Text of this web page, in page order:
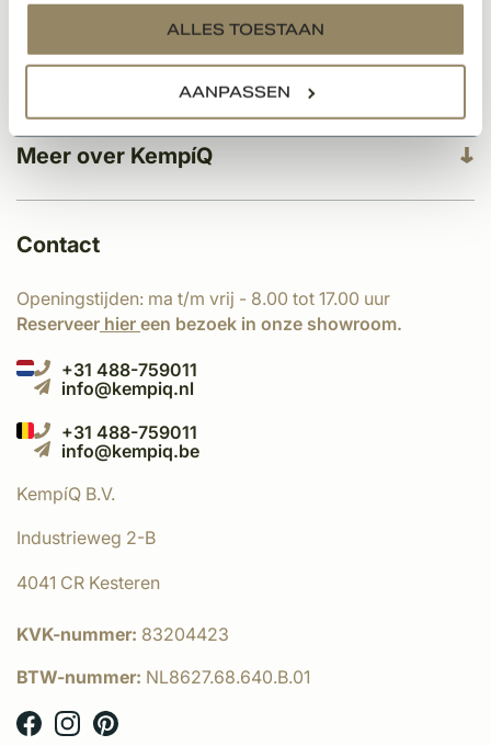
services.
ALLES TOESTAAN
AANPASSEN
Meer over KempíQ
Categorieën
Contact
Openingstijden: ma t/m vrij - 8.00 tot 17.00 uur
Reserveer hier een bezoek in onze showroom.
+31 488-759011
info@kempiq.nl
+31 488-759011
info@kempiq.be
KempíQ B.V.
Industrieweg 2-B
4041 CR Kesteren
KVK-nummer: 83204423
BTW-nummer: NL8627.68.640.B.01